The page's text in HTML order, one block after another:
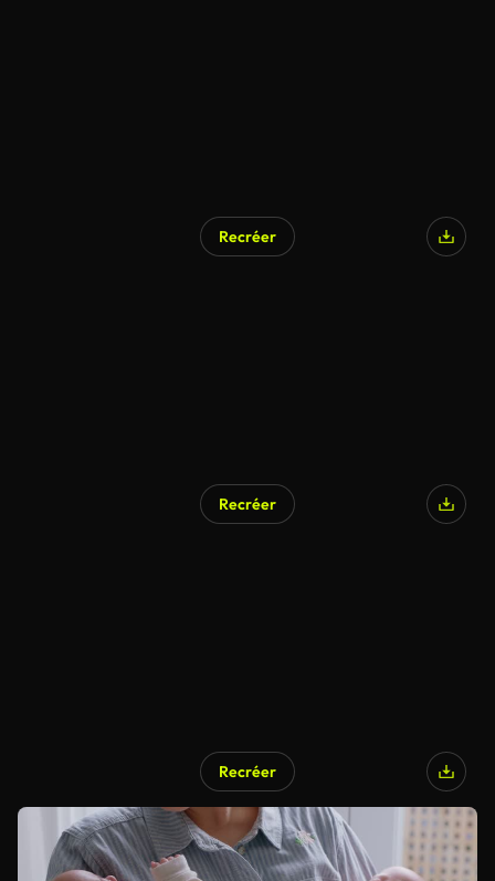
Recréer
Recréer
Recréer